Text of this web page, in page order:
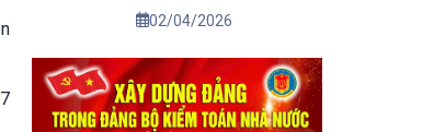
02/04/2026